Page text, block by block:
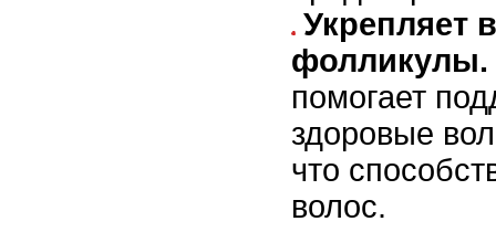
Укрепляет
фолликулы.
помогает
здоровые
что
волос.